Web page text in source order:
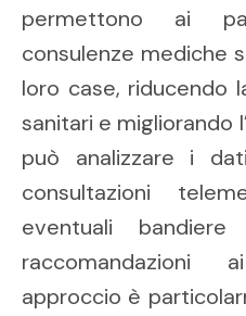
permettono ai
consulenze mediche
loro case, riducendo
sanitari e migliorando
può analizzare i
consultazioni
eventuali
approccio è